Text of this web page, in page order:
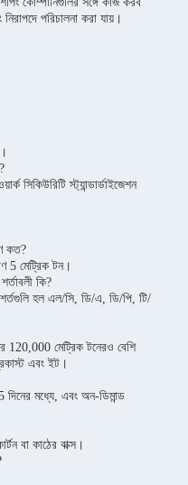
পরিচালনা করা যায়।
সিকিউরিটি স্ট্যান্ডার্ডাইজেশন
কত?
5 মেট্রিক টন।
কি?
হল এল/সি, ডি/এ, ডি/পি, টি/
120,000 মেট্রিক টনেরও বেশি
এবং ইট।
মধ্যে, এবং অন-ডিমান্ড
বা কাঠের বাক্স।